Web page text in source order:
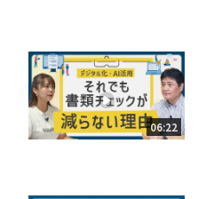
06:22